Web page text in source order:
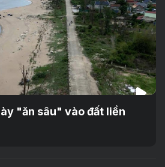
"ăn sâu" vào đất liền